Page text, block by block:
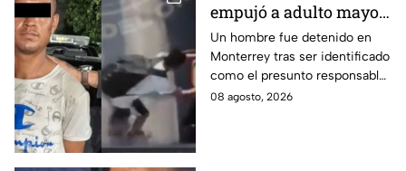
empujó a adulto mayor
contra tráiler; provocó
su muerte en
Monterrey
Un hombre fue detenido en
Monterrey tras ser identificado
como el presunto responsable
de la muerte de un adulto
08 agosto, 2026